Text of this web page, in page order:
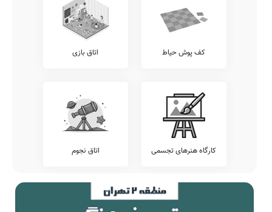
اطلاع دارید که برخی از مدارس، بجهت سنجش دقیقتر وضعیت دانش
آموزان خود، اقدام به برگزاری آزمون های هماهنگ کشوری می نمایند.
پیشنهاد می کنیم وضعیت آزمون های برگزار شده در مدرسه میثم تمار را
تلفن این مدرسه جهت کسب اطلاعات از نحوه ثبت نام و امکانات آن می
باشد. مدرسه دولتی میثم تمار، آمادگی پذیرش دانش آموزان کلیه مناطق
خلخال بویژه محدوده خلخال را دارد. اولیاء گرامی به ویژه اهالی محترم
خلخال خلخال می توانند با مراجعه به آدرس از محیط و ساختمان دبستان
نامشخص دولتی میثم تمار دیدن نمایند.
جمع بندی و خاتمه
عمری گذشت تا به امید اشارتی
چشمی بدان دو گوشه ابرو نهاده‌ایم
ما ملک عافیت نه به لشکر گرفته‌ایم ما تخت سلطنت نه به بازو نهاده‌ایم
تا سحر چشم یار چه بازی کند که باز
بنیاد بر کرشمه جادو نهاده‌ایم
کف پوش حیاط اتاق بازی
کارگاه هنرهای تجسمی اتاق نجوم